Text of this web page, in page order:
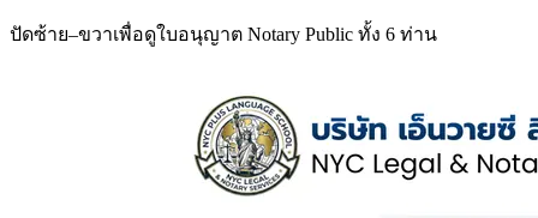
ปัดซ้าย–ขวาเพื่อดูใบอนุญาต Notary Public ทั้ง 6 ท่าน